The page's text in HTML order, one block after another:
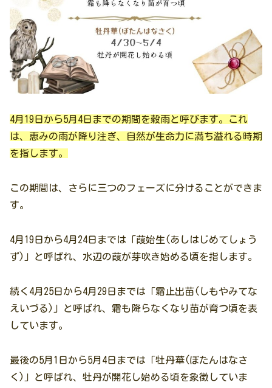
4月19日から5月4日までの期間を穀雨と呼びます。これ
は、恵みの雨が降り注ぎ、自然が生命力に満ち溢れる時期
を指します。
この期間は、さらに三つのフェーズに分けることができま
す。
4月19日から4月24日までは「葭始生(あしはじめてしょう
ず)」と呼ばれ、水辺の葭が芽吹き始める頃を指します。
続く4月25日から4月29日までは「霜止出苗(しもやみてな
えいづる)」と呼ばれ、霜も降らなくなり苗が育つ頃を表
しています。
最後の5月1日から5月4日までは「牡丹華(ぼたんはなさ
く)」と呼ばれ、牡丹が開花し始める頃を象徴していま